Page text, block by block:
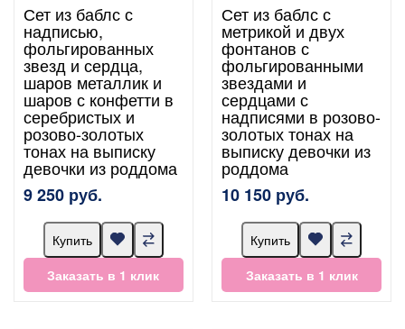
Сет из баблс с
надписью,
фольгированных
звезд и сердца,
шаров металлик и
шаров с конфетти в
серебристых и
розово-золотых
тонах на выписку
девочки из роддома
9 250 руб.
Купить
Заказать в 1 клик
Сет из баблс с
метрикой и двух
фонтанов с
фольгированными
звездами и
сердцами с
надписями в розово-
золотых тонах на
выписку девочки из
роддома
10 150 руб.
Купить
Заказать в 1 клик